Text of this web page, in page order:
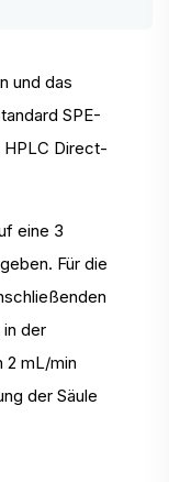
und das
SPE-
HPLC Direct-
eine 3
Für die
der
2 mL/min
der Säule